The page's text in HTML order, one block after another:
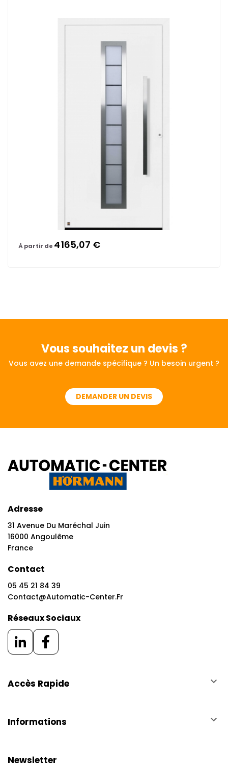
À partir de 4 165,07 €
Vous souhaitez un devis ?
Vous avez une demande spécifique ? Un besoin urgent ?
DEMANDER UN DEVIS
Adresse
31 Avenue Du Maréchal Juin
16000 Angoulême
France
Contact
05 45 21 84 39
Contact@automatic-Center.fr
Réseaux Sociaux
Accès Rapide keyboard_arrow_down
Informations keyboard_arrow_down
Newsletter